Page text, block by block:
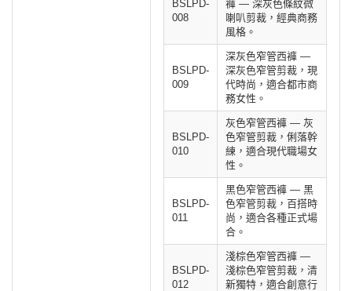
BSLPD-
008
褲 — 深灰色條紋微
喇叭剪裁，經典商務
風格。
BSLPD-
009
深灰色窄管西褲 —
深灰色窄管剪裁，現
代時尚，適合都市商
務女性。
BSLPD-
010
灰色窄管西褲 — 灰
色窄管剪裁，俐落幹
練，適合現代職場女
性。
BSLPD-
011
黑色窄管西褲 — 黑
色窄管剪裁，百搭時
尚，適合各種正式場
合。
BSLPD-
012
淺棕色窄管西褲 —
淺棕色窄管剪裁，清
新獨特，適合創意行